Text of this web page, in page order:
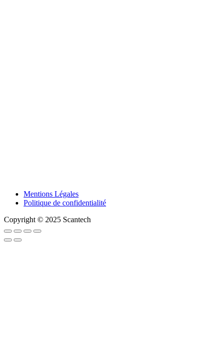
Mentions Légales
Politique de confidentialité
Copyright © 2025 Scantech